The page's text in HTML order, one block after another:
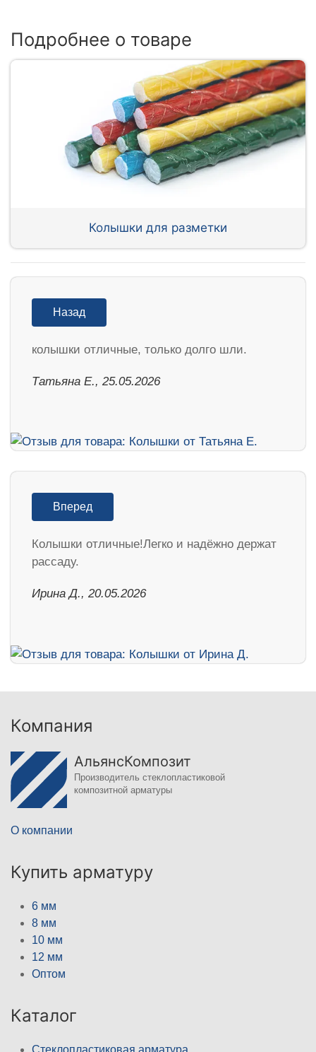
Подробнее о товаре
Колышки для разметки
Назад
колышки отличные, только долго шли.
Татьяна Е., 25.05.2026
Вперед
Колышки отличные!Легко и надёжно держат
рассаду.
Ирина Д., 20.05.2026
Компания
АльянсКомпозит
Производитель стеклопластиковой
композитной арматуры
О компании
Купить арматуру
6 мм
8 мм
10 мм
12 мм
Оптом
Каталог